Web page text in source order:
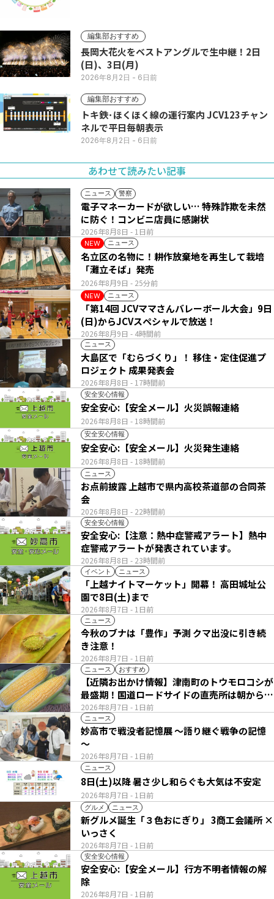
編集部おすすめ
長岡大花火をベストアングルで生中継！2日
(日)、3日(月)
2026年8月2日 - 6日前
編集部おすすめ
トキ鉄･ほくほく線の運行案内 JCV123チャン
ネルで平日毎朝表示
2026年8月2日 - 6日前
あわせて読みたい記事
ニュース 警察
2026年8月8日 - 1日前
電子マネーカードが欲しい… 特殊詐欺を未然
に防ぐ！コンビニ店員に感謝状
NEW ニュース
2026年8月9日 - 25分前
名立区の名物に！耕作放棄地を再生して栽培
「灘立そば」発売
NEW ニュース
2026年8月9日 - 4時間前
「第14回 JCVママさんバレーボール大会」9日
(日)からJCVスペシャルで放送！
ニュース
2026年8月8日 - 17時間前
大島区で「むらづくり」！ 移住・定住促進プ
ロジェクト 成果発表会
安全安心情報
2026年8月8日 - 18時間前
安全安心:【安全メール】火災誤報連絡
安全安心情報
2026年8月8日 - 18時間前
安全安心:【安全メール】火災発生連絡
ニュース
2026年8月8日 - 22時間前
お点前披露 上越市で県内高校茶道部の合同茶
会
安全安心情報
2026年8月8日 - 23時間前
安全安心:【注意：熱中症警戒アラート】熱中
症警戒アラートが発表されています。
イベント ニュース
2026年8月7日 - 1日前
「上越ナイトマーケット」開幕！ 高田城址公
園で8日(土)まで
ニュース
2026年8月7日 - 1日前
今秋のブナは「豊作」予測 クマ出没に引き続
き注意！
ニュース おすすめ
2026年8月7日 - 1日前
【近隣お出かけ情報】津南町のトウモロコシが
最盛期！国道ロードサイドの直売所は朝から長
い列
ニュース
2026年8月7日 - 1日前
妙高市で戦没者記憶展 ～語り継ぐ戦争の記憶
～
ニュース
2026年8月7日 - 1日前
8日(土)以降 暑さ少し和らぐも大気は不安定
グルメ ニュース
2026年8月7日 - 1日前
新グルメ誕生「３色おにぎり」 3商工会議所 ×
いっさく
安全安心情報
2026年8月7日 - 1日前
安全安心:【安全メール】行方不明者情報の解
除